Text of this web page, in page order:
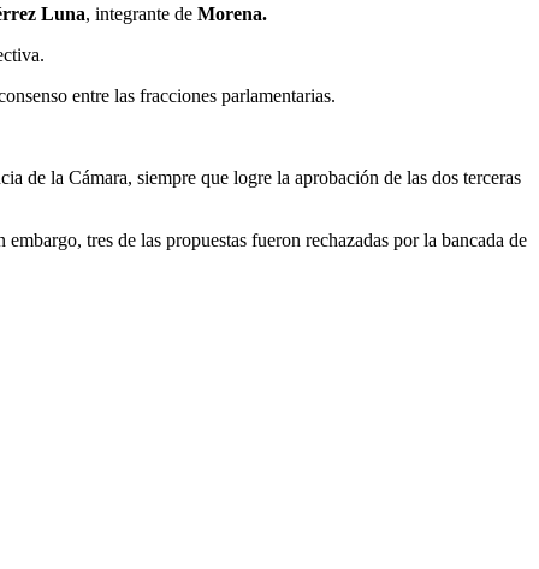
Luna, integrante de Morena.
entre las fracciones parlamentarias.
de la Cámara, siempre que logre la aprobación de las dos terceras
embargo, tres de las propuestas fueron rechazadas por la bancada de